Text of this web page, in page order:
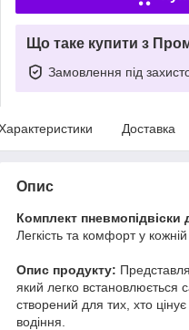
Що таке купити з
Замовлення під
Доставка
Опис
Комплект пневмопідвіски
Легкість та комфорт у
Опис продукту:
який легко встановлюється
створений для тих, хто
водіння.